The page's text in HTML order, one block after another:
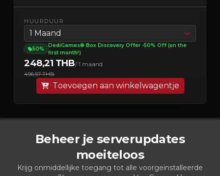
HUURDUUR
1 Maand
50%
DediGames® Box Discovery Offer -50% Off (on the
first month!)
248,21 THB/ 1 maand
496,57 THB
Toevoegen aan winkelwagentje
Beheer je serverupdates
moeiteloos
Krijg onmiddellijke toegang tot alle voorgeïnstalleerde